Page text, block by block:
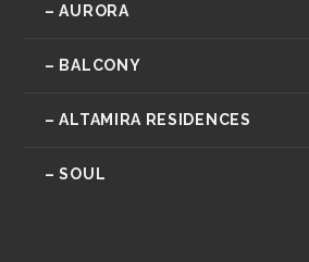
– AURORA
– BALCONY
– ALTAMIRA RESIDENCES
– SOUL